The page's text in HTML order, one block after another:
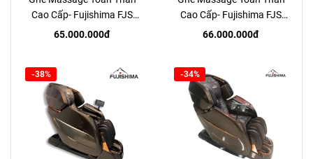
Cao Cấp- Fujishima FJS
2023
65.000.000đ
Cao Cấp- Fujishima FJS
737
66.000.000đ
-38% -34%